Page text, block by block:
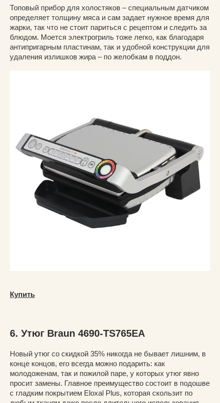
Топовый прибор для холостяков – специальным датчиком
определяет толщину мяса и сам задает нужное время для
жарки, так что не стоит париться с рецептом и следить за
блюдом. Моется электрогриль тоже легко, как благодаря
антипригарным пластинам, так и удобной конструкции для
удаления излишков жира – по желобкам в поддон.
Купить
6. Утюг Braun 4690-TS765EA
Новый утюг со скидкой 35% никогда не бывает лишним, в
конце концов, его всегда можно подарить: как
молодоженам, так и пожилой паре, у которых утюг явно
просит замены. Главное преимущество состоит в подошве
с гладким покрытием Eloxal Plus, которая скользит по